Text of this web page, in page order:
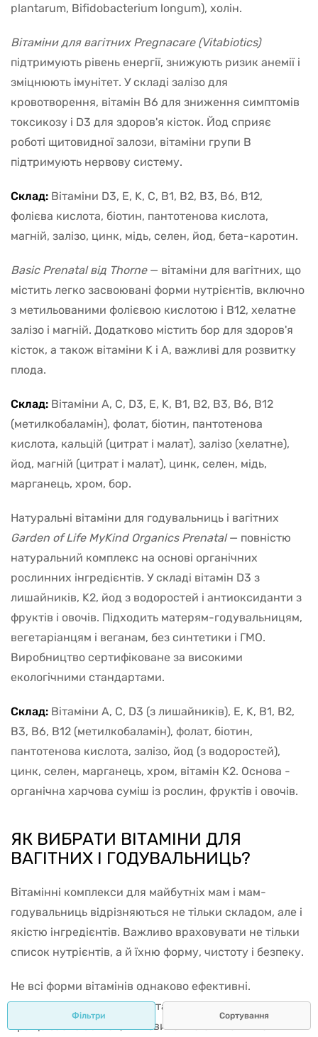
plantarum, Bifidobacterium longum), холін.
Вітаміни для вагітних Pregnacare(Vitabiotics)
підтримують рівень енергії, знижують ризик анемії і
зміцнюють імунітет. У складі залізо для
кровотворення, вітамін B6 для зниження симптомів
токсикозу і D3 для здоров'я кісток. Йод сприяє
роботі щитовидної залози, вітаміни групи B
підтримують нервову систему.
Склад: Вітаміни D3, E, K, C, B1, B2, B3, B6, B12,
фолієва кислота, біотин, пантотенова кислота,
магній, залізо, цинк, мідь, селен, йод, бета-каротин.
Basic Prenatal від Thorne— вітаміни для вагітних, що
містить легко засвоювані форми нутрієнтів, включно
з метильованими фолієвою кислотою і B12, хелатне
залізо і магній. Додатково містить бор для здоров'я
кісток, а також вітаміни K і A, важливі для розвитку
плода.
Склад: Вітаміни A, C, D3, E, K, B1, B2, B3, B6, B12
(метилкобаламін), фолат, біотин, пантотенова
кислота, кальцій (цитрат і малат), залізо (хелатне),
йод, магній (цитрат і малат), цинк, селен, мідь,
марганець, хром, бор.
Натуральні вітаміни для годувальниць і вагітних
Garden of Life MyKind Organics Prenatal— повністю
натуральний комплекс на основі органічних
рослинних інгредієнтів. У складі вітамін D3 з
лишайників, K2, йод з водоростей і антиоксиданти з
фруктів і овочів. Підходить матерям-годувальницям,
вегетаріанцям і веганам, без синтетики і ГМО.
Виробництво сертифіковане за високими
екологічними стандартами.
Склад: Вітаміни A, C, D3 (з лишайників), E, K, B1, B2,
B3, B6, B12 (метилкобаламін), фолат, біотин,
пантотенова кислота, залізо, йод (з водоростей),
цинк, селен, марганець, хром, вітамін K2. Основа -
органічна харчова суміш із рослин, фруктів і овочів.
ЯК ВИБРАТИ ВІТАМІНИ ДЛЯ
ВАГІТНИХ І ГОДУВАЛЬНИЦЬ?
Вітамінні комплекси для майбутніх мам і мам-
годувальниць відрізняються не тільки складом, але і
якістю інгредієнтів. Важливо враховувати не тільки
список нутрієнтів, а й їхню форму, чистоту і безпеку.
Не всі форми вітамінів однаково ефективні.
Наприклад, фолієва кислота у вигляді метилфолату
краще засвоюється, ніж звичайна синтетична
Фільтри Сортування